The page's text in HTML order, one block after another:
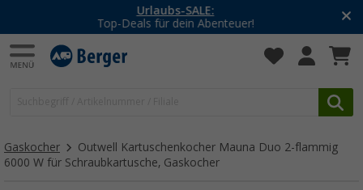
-20% auf Kleidung und Schuhe
Mit dem Aktionscode20SSV
Gaskocher
Outwell Kartuschenkocher Mauna Duo 2-flammig
6000 W für Schraubkartusche, Gaskocher